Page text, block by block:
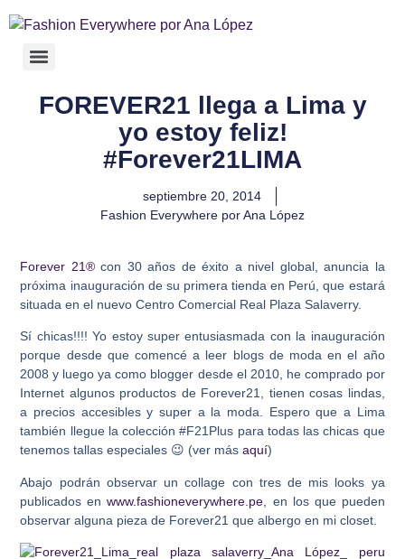
FOREVER21 llega a Lima y
yo estoy feliz!
#Forever21LIMA
septiembre 20, 2014
Fashion Everywhere por Ana López
Forever 21® con 30 años de éxito a nivel global, anuncia la
próxima inauguración de su primera tienda en Perú, que estará
situada en el nuevo Centro Comercial Real Plaza Salaverry.
Sí chicas!!!! Yo estoy super entusiasmada con la inauguración
porque desde que comencé a leer blogs de moda en el año
2008 y luego ya como blogger desde el 2010, he comprado por
Internet algunos productos de Forever21, tienen cosas lindas,
a precios accesibles y super a la moda. Espero que a Lima
también llegue la colección #F21Plus para todas las chicas que
tenemos tallas especiales 😉 (ver másaquí)
Abajo podrán observar un collage con tres de mis looks ya
publicados enwww.fashioneverywhere.pe , en los que pueden
observar alguna pieza de Forever21 que albergo en mi closet.